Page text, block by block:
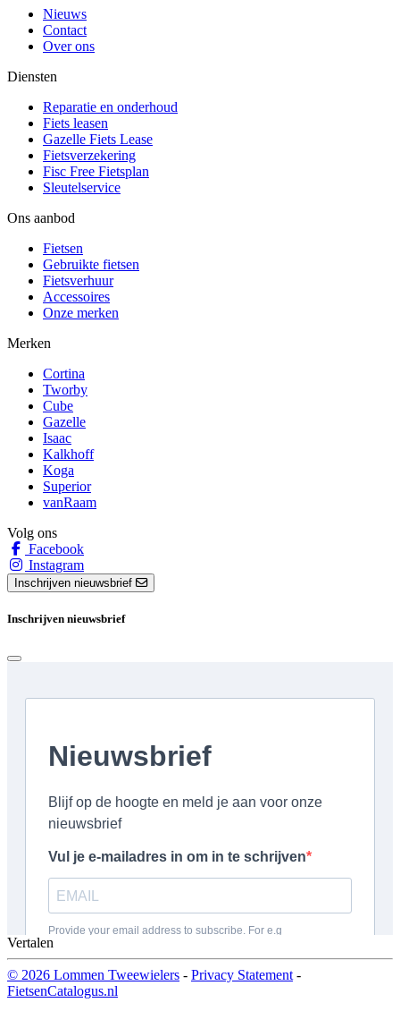
Nieuws
Contact
Over ons
Diensten
Reparatie en onderhoud
Fiets leasen
Gazelle Fiets Lease
Fietsverzekering
Fisc Free Fietsplan
Sleutelservice
Ons aanbod
Fietsen
Gebruikte fietsen
Fietsverhuur
Accessoires
Onze merken
Merken
Cortina
Tworby
Cube
Gazelle
Isaac
Kalkhoff
Koga
Superior
vanRaam
Volg ons
Facebook
Instagram
Inschrijven nieuwsbrief
Inschrijven nieuwsbrief
Vertalen
© 2026 Lommen Tweewielers - Privacy Statement -
FietsenCatalogus.nl